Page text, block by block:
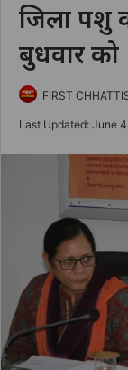
जिला पशु
बुधवार को
FIRST
Last Updated: June